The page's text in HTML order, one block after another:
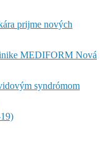
prijme nových
MEDIFORM Nová
syndrómom